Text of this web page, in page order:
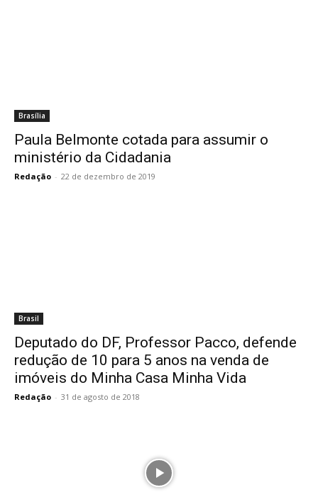
Brasília
Paula Belmonte cotada para assumir o
ministério da Cidadania
Redação - 22 de dezembro de 2019
Brasil
Deputado do DF, Professor Pacco, defende
redução de 10 para 5 anos na venda de
imóveis do Minha Casa Minha Vida
Redação - 31 de agosto de 2018